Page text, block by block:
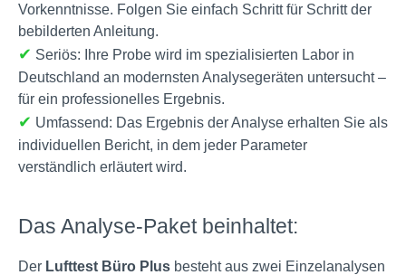
Vorkenntnisse. Folgen Sie einfach Schritt für Schritt der
bebilderten Anleitung.
✔ Seriös: Ihre Probe wird im spezialisierten Labor in
Deutschland an modernsten Analysegeräten untersucht –
für ein professionelles Ergebnis.
✔ Umfassend: Das Ergebnis der Analyse erhalten Sie als
individuellen Bericht, in dem jeder Parameter
verständlich erläutert wird.
Das Analyse-Paket beinhaltet:
Der Lufttest Büro Plus besteht aus zwei Einzelanalysen